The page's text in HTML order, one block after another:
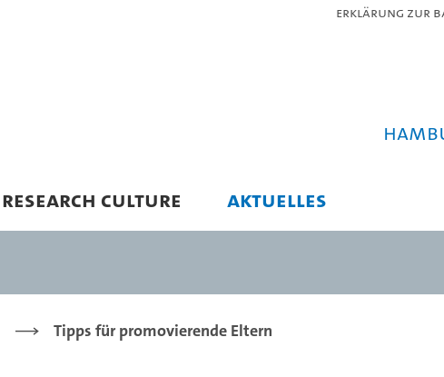
Erklärung zur
RESEARCH CULTURE AKTUELLES
Tipps für promovierende Eltern